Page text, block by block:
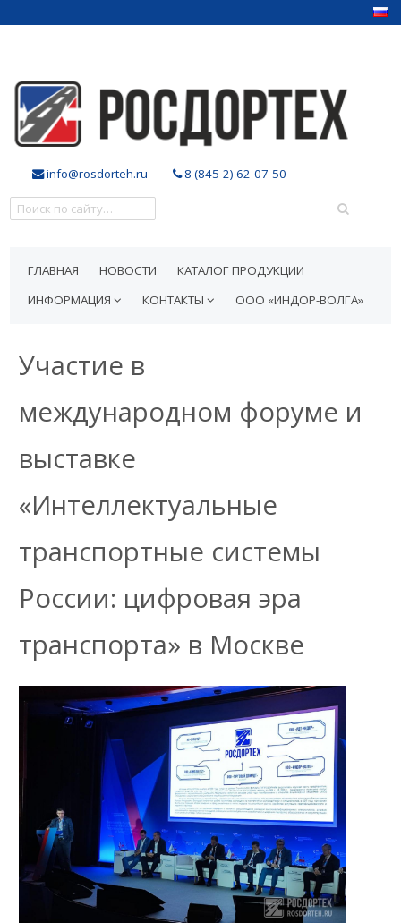
info@rosdorteh.ru 8 (845-2) 62-07-50
ГЛАВНАЯ НОВОСТИ
КАТАЛОГ ПРОДУКЦИИ
ИНФОРМАЦИЯ
КОНТАКТЫ ООО «ИНДОР-ВОЛГА»
Участие в
международном форуме и
выставке
«Интеллектуальные
транспортные системы
России: цифровая эра
транспорта» в Москве